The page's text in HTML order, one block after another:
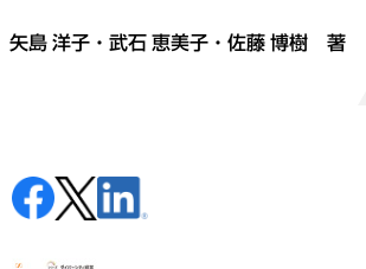
矢島 洋子 ・武石 恵美子・佐藤 博樹 著